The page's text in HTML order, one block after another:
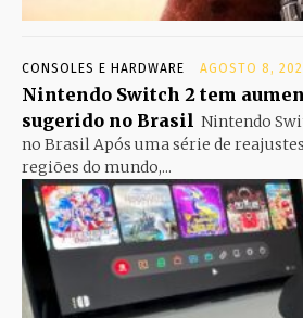
CONSOLES E HARDWARE AGOSTO 8,
Nintendo Switch 2 tem
sugerido no Brasil Nintendo
no Brasil Após uma série de
regiões do mundo,...